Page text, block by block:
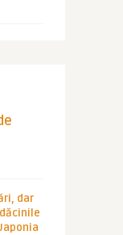
dar